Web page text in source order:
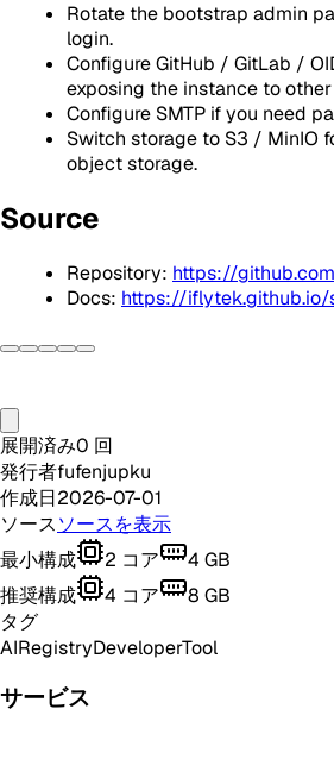
Rotate the bootstrap admin
login.
Configure GitHub / GitLab /
exposing the instance to other
Configure SMTP if you need
Switch storage to S3 / MinIO
object storage.
Source
Repository: https://
Docs: https://
展開済み0 回
発行者fufenjupku
作成日2026-07-01
ソースソースを表示
最小構成
2 コア 4 GB
推奨構成
4 コア 8 GB
タグ
AIRegistryDeveloperTool
サービス